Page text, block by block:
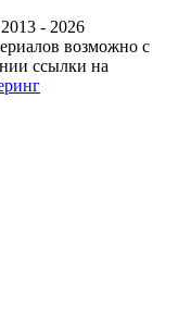
- 2026
возможно с
ссылки на